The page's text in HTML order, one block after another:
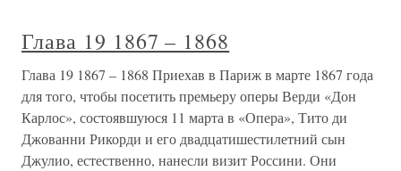
Глава 19 1867 – 1868
Глава 19 1867 – 1868 Приехав в Париж в марте 1867 года
для того, чтобы посетить премьеру оперы Верди «Дон
Карлос», состоявшуюся 11 марта в «Опера», Тито ди
Джованни Рикорди и его двадцатишестилетний сын
Джулио, естественно, нанесли визит Россини. Они